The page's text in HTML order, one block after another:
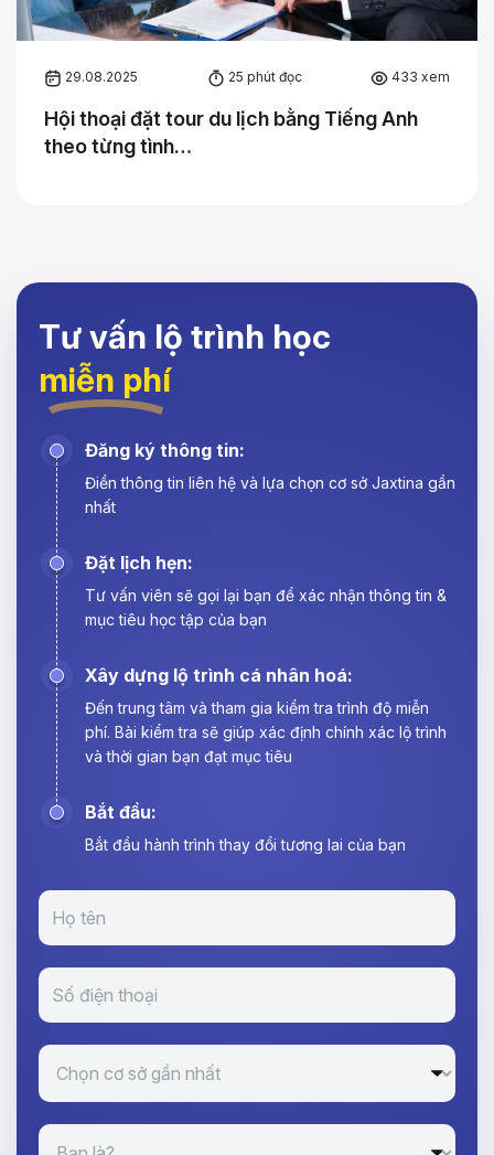
29.08.2025 25 phút đọc 433 xem
Hội thoại đặt tour du lịch bằng Tiếng Anh
theo từng tình…
Tư vấn lộ trình học
miễn phí
Đăng ký thông tin:
Điền thông tin liên hệ và lựa chọn cơ sở Jaxtina gần
nhất
Đặt lịch hẹn:
Tư vấn viên sẽ gọi lại bạn để xác nhận thông tin &
mục tiêu học tập của bạn
Xây dựng lộ trình cá nhân hoá:
Đến trung tâm và tham gia kiểm tra trình độ miễn
phí. Bài kiểm tra sẽ giúp xác định chính xác lộ trình
và thời gian bạn đạt mục tiêu
Bắt đầu:
Bắt đầu hành trình thay đổi tương lai của bạn